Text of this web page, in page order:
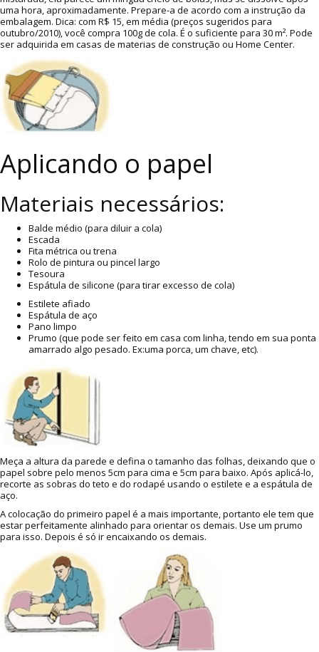
uma hora, aproximadamente. Prepare-a de acordo com a instrução da
embalagem. Dica: com R$ 15, em média (preços sugeridos para
outubro/2010), você compra 100g de cola. É o suficiente para 30 m². Pode
ser adquirida em casas de materias de construção ou Home Center.
Aplicando o papel
Materiais necessários:
Balde médio (para diluir a cola)
Escada
Fita métrica ou trena
Rolo de pintura ou pincel largo
Tesoura
Espátula de silicone (para tirar excesso de cola)
Estilete afiado
Espátula de aço
Pano limpo
Prumo (que pode ser feito em casa com linha, tendo em sua ponta
amarrado algo pesado. Ex:uma porca, um chave, etc).
Meça a altura da parede e defina o tamanho das folhas, deixando que o
papel sobre pelo menos 5cm para cima e 5cm para baixo. Após aplicá-lo,
recorte as sobras do teto e do rodapé usando o estilete e a espátula de
aço.
A colocação do primeiro papel é a mais importante, portanto ele tem que
estar perfeitamente alinhado para orientar os demais. Use um prumo
para isso. Depois é só ir encaixando os demais.